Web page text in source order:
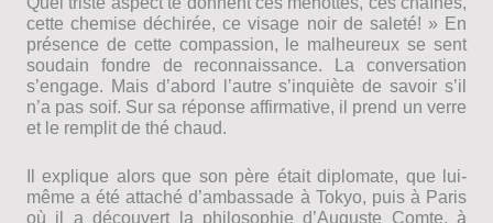
cette chemise déchirée, ce visage noir de saleté! » En
présence de cette compassion, le malheureux se sent
soudain fondre de reconnaissance. La conversation
s’engage. Mais d’abord l’autre s’inquiète de savoir s’il
n’a pas soif. Sur sa réponse affirmative, il prend un verre
et le remplit de thé chaud.
Il explique alors que son père était diplomate, que lui-
même a été attaché d’ambassade à Tokyo, puis à Paris
où il a découvert la philosophie d’Auguste Comte, à